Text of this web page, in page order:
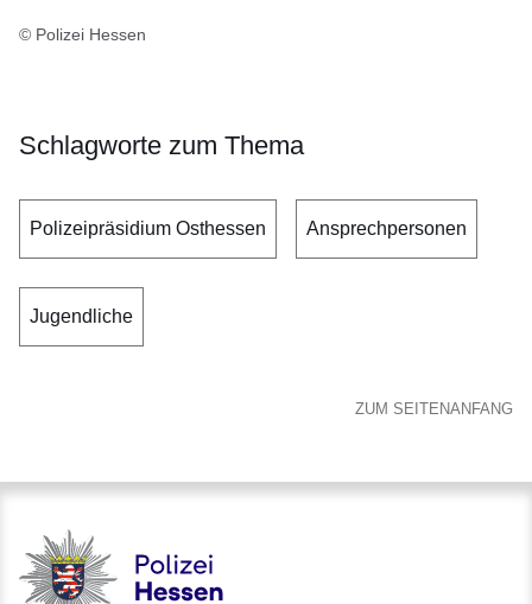
© Polizei Hessen
Schlagworte zum Thema
Polizeipräsidium Osthessen Ansprechpersonen
Jugendliche
ZUM SEITENANFANG